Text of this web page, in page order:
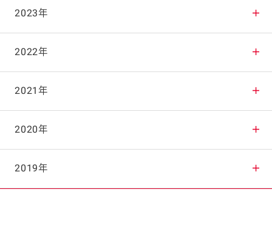
2025年11月
2025年10月
2025年9月
2025年8月
2025年7月
2024年12月
2024年11月
2024年10月
2024年9月
2024年8月
2023年
2023年12月
2023年11月
2023年10月
2023年9月
2022年
2022年12月
2022年11月
2022年10月
2021年
2021年12月
2021年11月
2020年
2020年12月
2019年